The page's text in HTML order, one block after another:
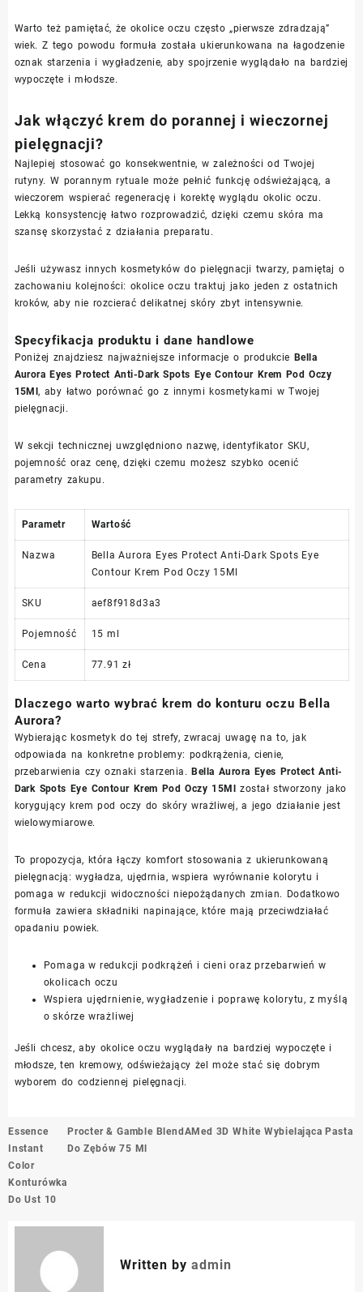
Warto też pamiętać, że okolice oczu często „pierwsze zdradzają”
wiek. Z tego powodu formuła została ukierunkowana na łagodzenie
oznak starzenia i wygładzenie, aby spojrzenie wyglądało na bardziej
wypoczęte i młodsze.
Jak włączyć krem do porannej i wieczornej
pielęgnacji?
Najlepiej stosować go konsekwentnie, w zależności od Twojej
rutyny. W porannym rytuale może pełnić funkcję odświeżającą, a
wieczorem wspierać regenerację i korektę wyglądu okolic oczu.
Lekką konsystencję łatwo rozprowadzić, dzięki czemu skóra ma
szansę skorzystać z działania preparatu.
Jeśli używasz innych kosmetyków do pielęgnacji twarzy, pamiętaj o
zachowaniu kolejności: okolice oczu traktuj jako jeden z ostatnich
kroków, aby nie rozcierać delikatnej skóry zbyt intensywnie.
Specyfikacja produktu i dane handlowe
Poniżej znajdziesz najważniejsze informacje o produkcie Bella
Aurora Eyes Protect Anti-Dark Spots Eye Contour Krem Pod Oczy
15Ml, aby łatwo porównać go z innymi kosmetykami w Twojej
pielęgnacji.
W sekcji technicznej uwzględniono nazwę, identyfikator SKU,
pojemność oraz cenę, dzięki czemu możesz szybko ocenić
parametry zakupu.
Parametr Wartość
Nazwa
Bella Aurora Eyes Protect Anti-Dark Spots Eye
Contour Krem Pod Oczy 15Ml
SKU aef8f918d3a3
Pojemność 15 ml
Cena 77.91 zł
Dlaczego warto wybrać krem do konturu oczu Bella
Aurora?
Wybierając kosmetyk do tej strefy, zwracaj uwagę na to, jak
odpowiada na konkretne problemy: podkrążenia, cienie,
przebarwienia czy oznaki starzenia.Bella Aurora Eyes Protect Anti-
Dark Spots Eye Contour Krem Pod Oczy 15Ml został stworzony jako
korygujący krem pod oczy do skóry wrażliwej, a jego działanie jest
wielowymiarowe.
To propozycja, która łączy komfort stosowania z ukierunkowaną
pielęgnacją: wygładza, ujędrnia, wspiera wyrównanie kolorytu i
pomaga w redukcji widoczności niepożądanych zmian. Dodatkowo
formuła zawiera składniki napinające, które mają przeciwdziałać
opadaniu powiek.
Pomaga w redukcji podkrążeń i cieni oraz przebarwień w
okolicach oczu
Wspiera ujędrnienie, wygładzenie i poprawę kolorytu, z myślą
o skórze wrażliwej
Jeśli chcesz, aby okolice oczu wyglądały na bardziej wypoczęte i
młodsze, ten kremowy, odświeżający żel może stać się dobrym
wyborem do codziennej pielęgnacji.
Nawigacja
wpisu
Essence
Instant
Color
Konturówka
Do Ust 10
Procter & Gamble BlendAMed 3D White Wybielająca Pasta
Do Zębów 75 Ml
Written by admin